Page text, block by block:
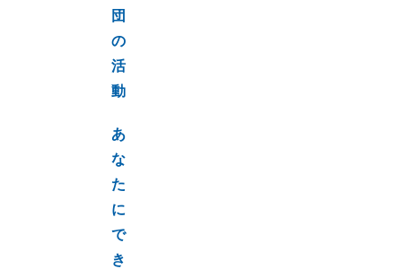
団
の
活
動
あ
な
た
に
で
き